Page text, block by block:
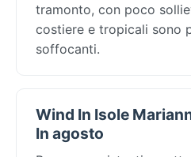
tramonto, con poco
costiere e tropicali sono
soffocanti.
Wind In Isole
In agosto